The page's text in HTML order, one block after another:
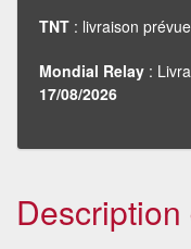
TNT : livraison
Mondial Relay :
17/08/2026